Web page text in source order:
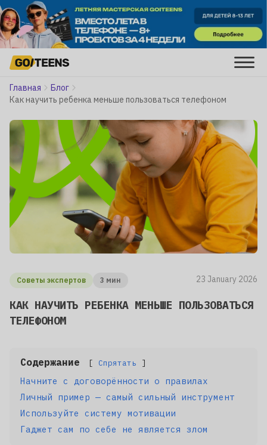
Главная
Блог
Как научить ребенка меньше пользоваться телефоном
Советы экспертов 3 мин 23 January 2026
КАК НАУЧИТЬ РЕБЕНКА МЕНЬШЕ ПОЛЬЗОВАТЬСЯ
ТЕЛЕФОНОМ
Содержание Спрятать
Начните с договорённости о правилах
Личный пример — самый сильный инструмент
Используйте систему мотивации
Гаджет сам по себе не является злом